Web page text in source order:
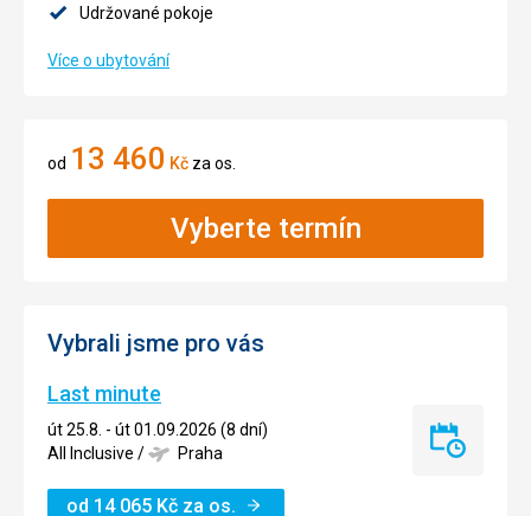
Udržované pokoje
Více o ubytování
od 13 460 Kč za os.
Vyberte termín
Vybrali jsme pro vás
Last minute
út 25.8. - út 01.09.2026 (8 dní)
All Inclusive / Praha
od 14 065 Kč za os.
Last